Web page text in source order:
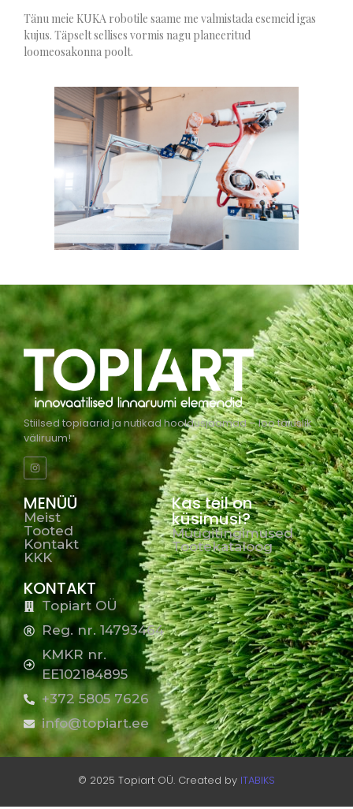
Tänu meie KUKA robotile saame me valmistada esemeid igas
kujus. Täpselt sellises vormis nagu planeeritud
loomeosakonna poolt.
Stiilsed topiaarid ja nutikad hooldusjaamad – loo täiuslik
väliruum!
MENÜÜ
Meist
Tooted
Kontakt
KKK
Kas teil on
küsimusi?
Müügitingimused
Tootekataloog
KONTAKT
Topiart OÜ
Reg. nr. 14793464
KMKR nr.
EE102184895
+372 5805 7626
info@topiart.ee
© 2025 Topiart OÜ. Created by ITABIKS